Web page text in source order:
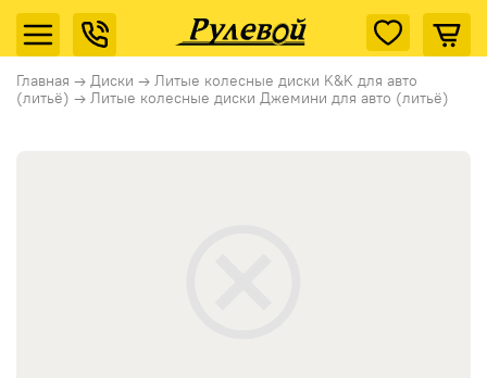
Главная → Диски → Литые колесные диски K&K для авто
(литьё) → Литые колесные диски Джемини для авто (литьё)